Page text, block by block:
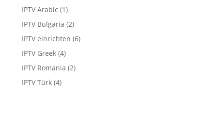
IPTV Arabic (1)
IPTV Bulgaria (2)
IPTV einrichten (6)
IPTV Greek(4)
IPTV Romania (2)
IPTV Türk(4)